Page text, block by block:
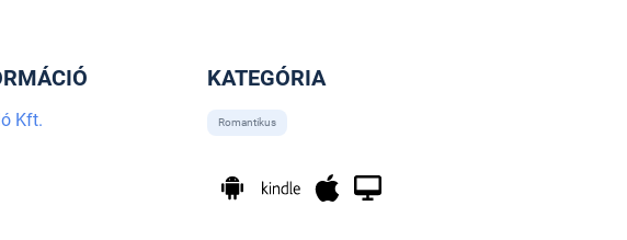
Kft.
KATEGÓRIA
Romantikus